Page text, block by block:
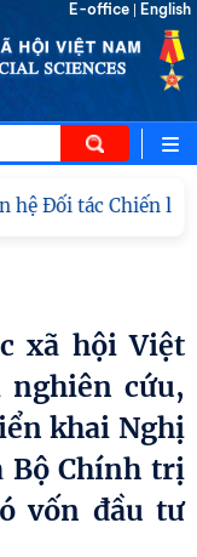
E-office English
Đối tác Chiến lược
cứu,
khai Nghị
Bộ Chính trị
vốn đầu tư